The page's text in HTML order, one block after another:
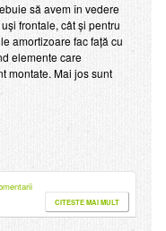
să avem în vedere
frontale, cât și pentru
amortizoare fac față cu
elemente care
montate. Mai jos sunt
CITESTE MAI MULT